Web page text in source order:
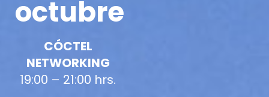
octubre
CÓCTEL
NETWORKING
19:00 – 21:00 hrs.